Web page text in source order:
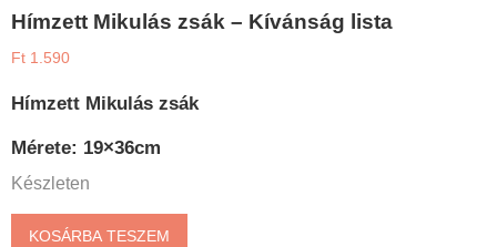
Hímzett Mikulás zsák – Kívánság lista
Ft 1.590
Hímzett Mikulás zsák
Mérete: 19×36cm
Készleten
Hímzett
KOSÁRBA TESZEM